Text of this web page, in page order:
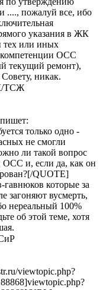
...., пожалуй все, ибо
указания в ЖК
тех или иных
компетенции ОСС
текущий ремонт),
Совету, никак.
ТСЖ
пишет:
только одно -
не смогли
ли такой вопрос
ОСС и, если да, как он
QUOTE]
которые за
загоняют вусмерть,
нереальный 100%
об этой теме, хотя
viewtopic.php?